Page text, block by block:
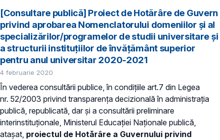
[Consultare publică] Proiect de Hotărâre de Guvern
privind aprobarea Nomenclatorului domeniilor și al
specializărilor/programelor de studii universitare și
a structurii instituțiilor de învățământ superior
pentru anul universitar 2020-2021
4 februarie 2020
În vederea consultării publice, în condiţiile art.7 din Legea
nr. 52/2003 privind transparenţa decizională în administraţia
publică, republicată, dar și a consultării preliminare
interinstituționale, Ministerul Educației Naţionale publică,
atașat, proiectul de Hotărâre a Guvernului privind